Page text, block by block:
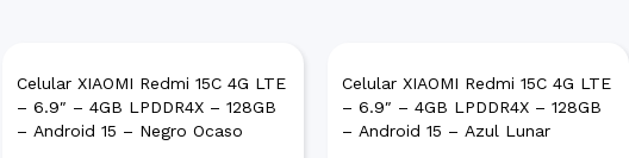
Celular XIAOMI Redmi 15C 4G LTE
– 6.9″ – 4GB LPDDR4X – 128GB
– Android 15 – Negro Ocaso
Celular XIAOMI Redmi 15C 4G LTE
– 6.9″ – 4GB LPDDR4X – 128GB
– Android 15 – Azul Lunar